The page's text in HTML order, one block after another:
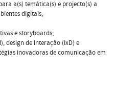
a(s) temática(s) e projecto(s) a
digitais;
e storyboards;
design de interação (IxD) e
inovadoras de comunicação em